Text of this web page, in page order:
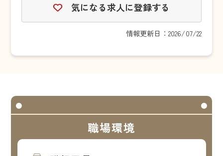
気になる求人に登録する
情報更新日：2026/07/22
職場環境